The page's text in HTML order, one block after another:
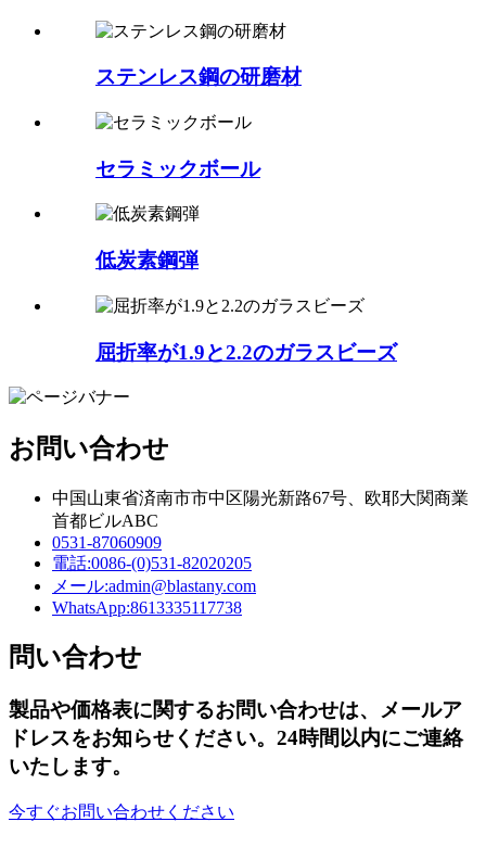
ステンレス鋼の研磨材
セラミックボール
低炭素鋼弾
屈折率が1.9と2.2のガラスビーズ
お問い合わせ
中国山東省済南市市中区陽光新路67号、欧耶大関商業
首都ビルABC
0531-87060909
電話:0086-(0)531-82020205
メール:admin@blastany.com
WhatsApp:8613335117738
問い合わせ
製品や価格表に関するお問い合わせは、メールア
ドレスをお知らせください。24時間以内にご連絡
いたします。
今すぐお問い合わせください